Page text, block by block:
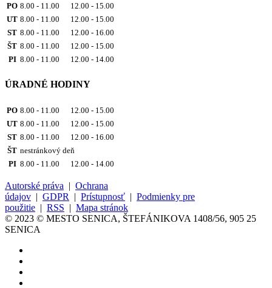
PO 8.00 - 11.00 12.00 - 15.00
UT 8.00 - 11.00 12.00 - 15.00
ST 8.00 - 11.00 12.00 - 16.00
ŠT 8.00 - 11.00 12.00 - 15.00
PI 8.00 - 11.00 12.00 - 14.00
ÚRADNÉ HODINY
PO 8.00 - 11.00 12.00 - 15.00
UT 8.00 - 11.00 12.00 - 15.00
ST 8.00 - 11.00 12.00 - 16.00
ŠT nestránkový deň
PI 8.00 - 11.00 12.00 - 14.00
Autorské práva | Ochrana
údajov | GDPR | Prístupnosť | Podmienky pre
použitie | RSS | Mapa stránok
© 2023 © MESTO SENICA, ŠTEFÁNIKOVA 1408/56, 905 25
SENICA